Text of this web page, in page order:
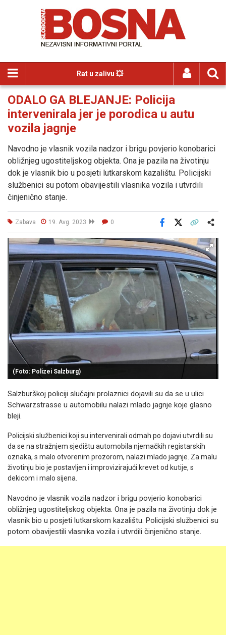
Rat u zalivu 💥
ODALO GA BLEJANJE: Policija
intervenirala jer je porodica u autu
vozila jagnje
Navodno je vlasnik vozila nadzor i brigu povjerio konobarici
obližnjeg ugostiteljskog objekta. Ona je pazila na životinju
dok je vlasnik bio u posjeti lutkarskom kazalištu. Policijski
službenici su potom obavijestili vlasnika vozila i utvrdili
činjenično stanje.
Zabava 19. Avg. 2023 0
Facebook
(Foto: Polizei Salzburg)
Salzburškoj policiji slučajni prolaznici dojavili su da se u ulici
Schwarzstrasse u automobilu nalazi mlado jagnje koje glasno
bleji.
Policijski službenici koji su intervenirali odmah po dojavi utvrdili su
da se na stražnjem sjedištu automobila njemačkih registarskih
oznaka, s malo otvorenim prozorom, nalazi mlado jagnje. Za malu
životinju bio je postavljen i improvizirajući krevet od kutije, s
dekicom i malo sijena.
Navodno je vlasnik vozila nadzor i brigu povjerio konobarici
obližnjeg ugostiteljskog objekta. Ona je pazila na životinju dok je
vlasnik bio u posjeti lutkarskom kazalištu. Policijski službenici su
potom obavijestili vlasnika vozila i utvrdili činjenično stanje.